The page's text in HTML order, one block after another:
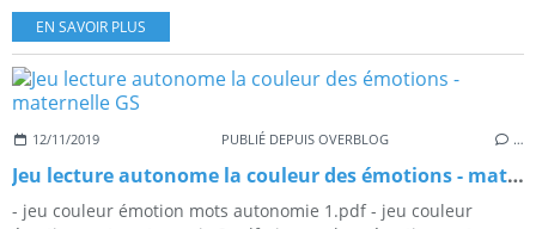
EN SAVOIR PLUS
12/11/2019 PUBLIÉ DEPUIS OVERBLOG …
Jeu lecture autonome la couleur des émotions - maternelle GS
- jeu couleur émotion mots autonomie 1.pdf - jeu couleur